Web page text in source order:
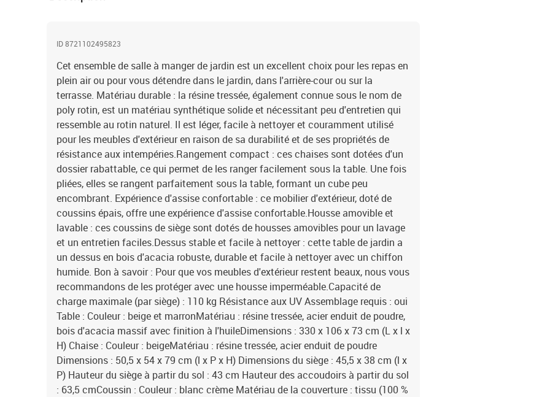
ID 8721102495823
Cet ensemble de salle à manger de jardin est un excellent choix pour les repas en
plein air ou pour vous détendre dans le jardin, dans l'arrière-cour ou sur la
terrasse. Matériau durable : la résine tressée, également connue sous le nom de
poly rotin, est un matériau synthétique solide et nécessitant peu d'entretien qui
ressemble au rotin naturel. Il est léger, facile à nettoyer et couramment utilisé
pour les meubles d'extérieur en raison de sa durabilité et de ses propriétés de
résistance aux intempéries.Rangement compact : ces chaises sont dotées d'un
dossier rabattable, ce qui permet de les ranger facilement sous la table. Une fois
pliées, elles se rangent parfaitement sous la table, formant un cube peu
encombrant. Expérience d'assise confortable : ce mobilier d'extérieur, doté de
coussins épais, offre une expérience d'assise confortable.Housse amovible et
lavable : ces coussins de siège sont dotés de housses amovibles pour un lavage
et un entretien faciles.Dessus stable et facile à nettoyer : cette table de jardin a
un dessus en bois d'acacia robuste, durable et facile à nettoyer avec un chiffon
humide. Bon à savoir : Pour que vos meubles d'extérieur restent beaux, nous vous
recommandons de les protéger avec une housse imperméable.Capacité de
charge maximale (par siège) : 110 kg Résistance aux UV Assemblage requis : oui
Table : Couleur : beige et marronMatériau : résine tressée, acier enduit de poudre,
bois d'acacia massif avec finition à l'huileDimensions : 330 x 106 x 73 cm (L x l x
H) Chaise : Couleur : beigeMatériau : résine tressée, acier enduit de poudre
Dimensions : 50,5 x 54 x 79 cm (l x P x H) Dimensions du siège : 45,5 x 38 cm (l x
P) Hauteur du siège à partir du sol : 43 cm Hauteur des accoudoirs à partir du sol
: 63,5 cmCoussin : Couleur : blanc crème Matériau de la couverture : tissu (100 %